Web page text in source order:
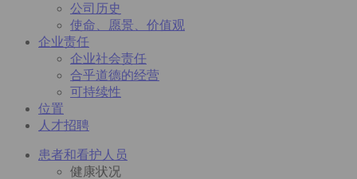
公司历史
使命、愿景、价值观
企业责任
企业社会责任
合乎道德的经营
可持续性
位置
人才招聘
患者和看护人员
健康状况